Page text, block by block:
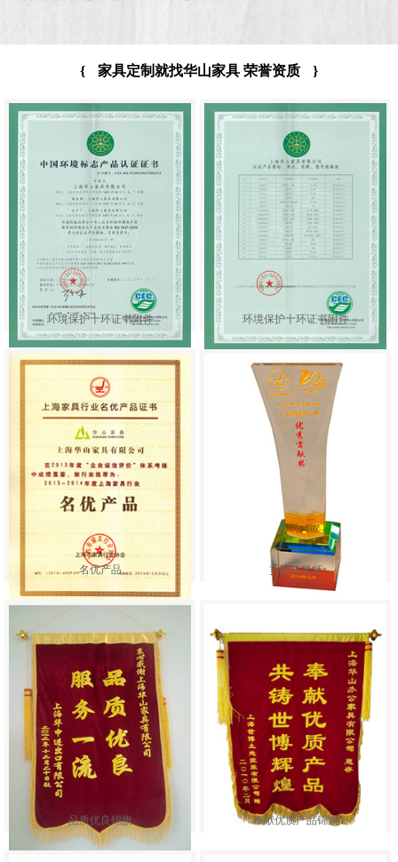
{ 家具定制就找华山家具 荣誉资质 }
环境保护十环证书附件 环境保护十环证书附件
名优产品 贡献奖奖杯
品质优良锦旗 奉献优质产品锦旗